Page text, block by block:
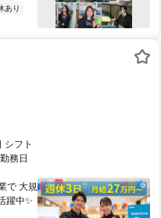
あり
シフト
務日
で 大規
躍中✨